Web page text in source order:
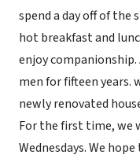
spend a day off of the
hot breakfast and
enjoy
men for fifteen years.
newly renovated
For the first time, we
Wednesdays. We